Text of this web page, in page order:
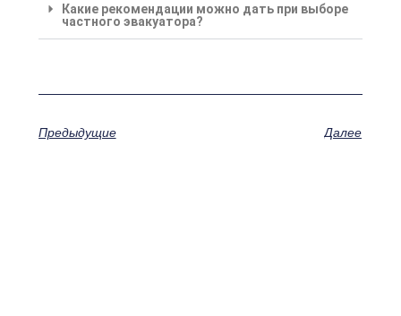
Какие рекомендации можно дать при выборе
частного эвакуатора?
Предыдущие Далее